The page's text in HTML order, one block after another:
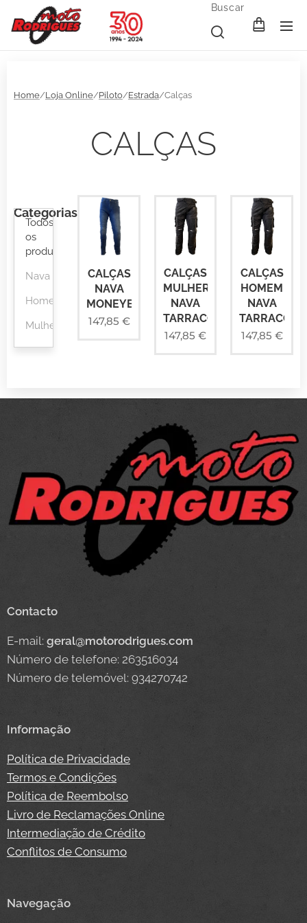
Buscar
Home/Loja Online/Piloto/Estrada/Calças
CALÇAS
Categorias
Todos
os
produtos
Nava
Homem
Mulher
CALÇAS
NAVA
MONEYBA
147,85 €
CALÇAS
MULHER
NAVA
TARRACO
147,85 €
CALÇAS
HOMEM
NAVA
TARRACO
147,85 €
Contacto
E-mail: geral@motorodrigues.com
Número de telefone: 263516034
Número de telemóvel: 934270742
Informação
Política de Privacidade
Termos e Condições
Política de Reembolso
Livro de Reclamações Online
Intermediação de Crédito
Conflitos de Consumo
Navegação